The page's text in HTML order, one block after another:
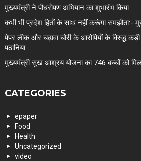
मुख्यमंत्री ने पौधरोपण अभियान का शुभारंभ किया
कभी भी प्रदेश हितों के साथ नहीं करूंगा समझौता:-
पेपर लीक और चढ़ावा चोरी के आरोपियों के विरुद्ध
पठानिया
मुख्यमंत्री सुख आश्रय योजना का 746 बच्चों को मिल
CATEGORIES
epaper
Food
Health
Uncategorized
video